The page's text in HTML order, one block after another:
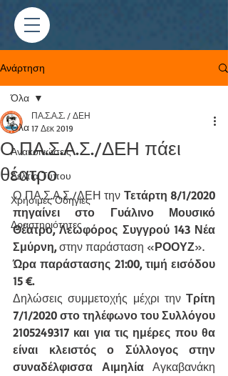
Ανάρτηση
Όλα
Ανακοινώσεις
Δελτία Τύπου
Χρήσιμες Οδηγίες
Δραστηριότητες
Όλα
Ο ΠΑ.Σ.Α.Σ./ΔΕΗ πάει
θέατρο
ΠΑ.Σ.Α.Σ. / ΔΕΗ
17 Δεκ 2019
Ο ΠΑ.Σ.Α.Σ./ΔΕΗ την Τετάρτη 8/1/2020
πηγαίνει στο Γυάλινο Μουσικό
Θέατρο, Λεωφόρος Συγγρού 143 Νέα
Σμύρνη, στην παράσταση «ΡΟΟΥΖ».
Ώρα παράστασης 21:00, τιμή εισόδου
15 €.
Δηλώσεις συμμετοχής μέχρι την Τρίτη
7/1/2020 στο τηλέφωνο του Συλλόγου
2105249317 και για τις ημέρες που θα
είναι κλειστός ο Σύλλογος στην
συναδέλφισσα Αιμηλία Αγκαβανάκη